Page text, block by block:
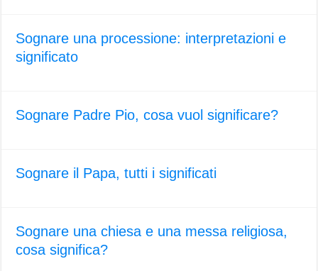
Sognare una processione: interpretazioni e
significato
Sognare Padre Pio, cosa vuol significare?
Sognare il Papa, tutti i significati
Sognare una chiesa e una messa religiosa,
cosa significa?